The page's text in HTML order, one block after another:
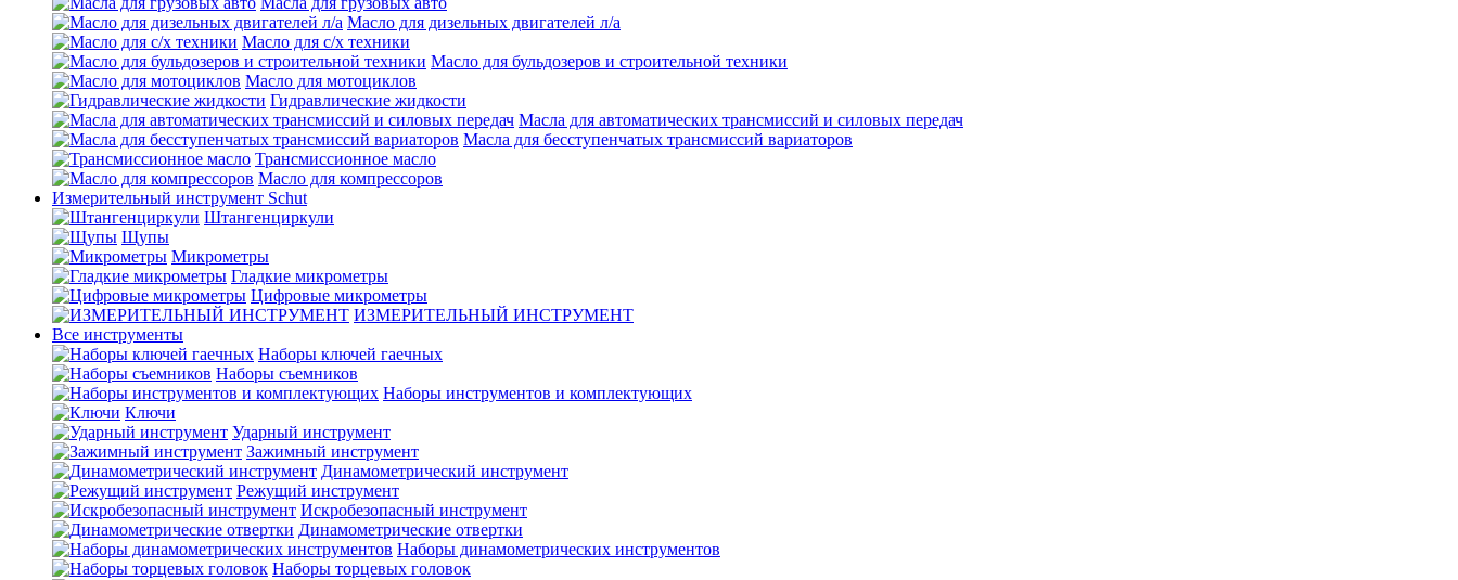
Масло для дизельных двигателей л/а
Масло для с/х техники
Масло для бульдозеров и строительной техники
Масло для мотоциклов
Гидравлические жидкости
Масла для автоматических трансмиссий и силовых передач
Масла для бесступенчатых трансмиссий вариаторов
Трансмиссионное масло
Масло для компрессоров
Измерительный инструмент Schut
Штангенциркули
Щупы
Микрометры
Гладкие микрометры
Цифровые микрометры
ИЗМЕРИТЕЛЬНЫЙ ИНСТРУМЕНТ
Все инструменты
Наборы ключей гаечных
Наборы съемников
Наборы инструментов и комплектующих
Ключи
Ударный инструмент
Зажимный инструмент
Динамометрический инструмент
Режущий инструмент
Искробезопасный инструмент
Динамометрические отвертки
Наборы динамометрических инструментов
Наборы торцевых головок